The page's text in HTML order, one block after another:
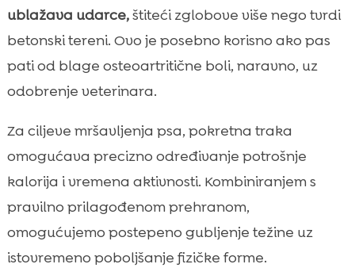
ublažava udarce,štiteći zglobove više nego tvrdi
betonski tereni. Ovo je posebno korisno ako pas
pati od blage osteoartritične boli, naravno, uz
odobrenje veterinara.
Za ciljeve mršavljenja psa, pokretna traka
omogućava precizno određivanje potrošnje
kalorija i vremena aktivnosti. Kombiniranjem s
pravilno prilagođenom prehranom,
omogućujemo postepeno gubljenje težine uz
istovremeno poboljšanje fizičke forme.